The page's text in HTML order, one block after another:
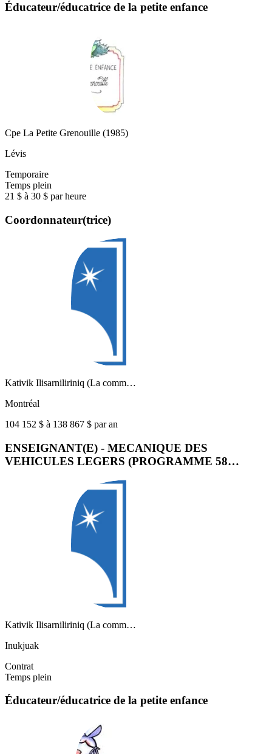
Éducateur/éducatrice de la petite enfance
Cpe La Petite Grenouille (1985)
Lévis
Temporaire
Temps plein
21 $ à 30 $ par heure
Coordonnateur(trice)
Kativik Ilisarniliriniq (La comm…
Montréal
104 152 $ à 138 867 $ par an
ENSEIGNANT(E) - MECANIQUE DES
VEHICULES LEGERS (PROGRAMME 58…
Kativik Ilisarniliriniq (La comm…
Inukjuak
Contrat
Temps plein
Éducateur/éducatrice de la petite enfance